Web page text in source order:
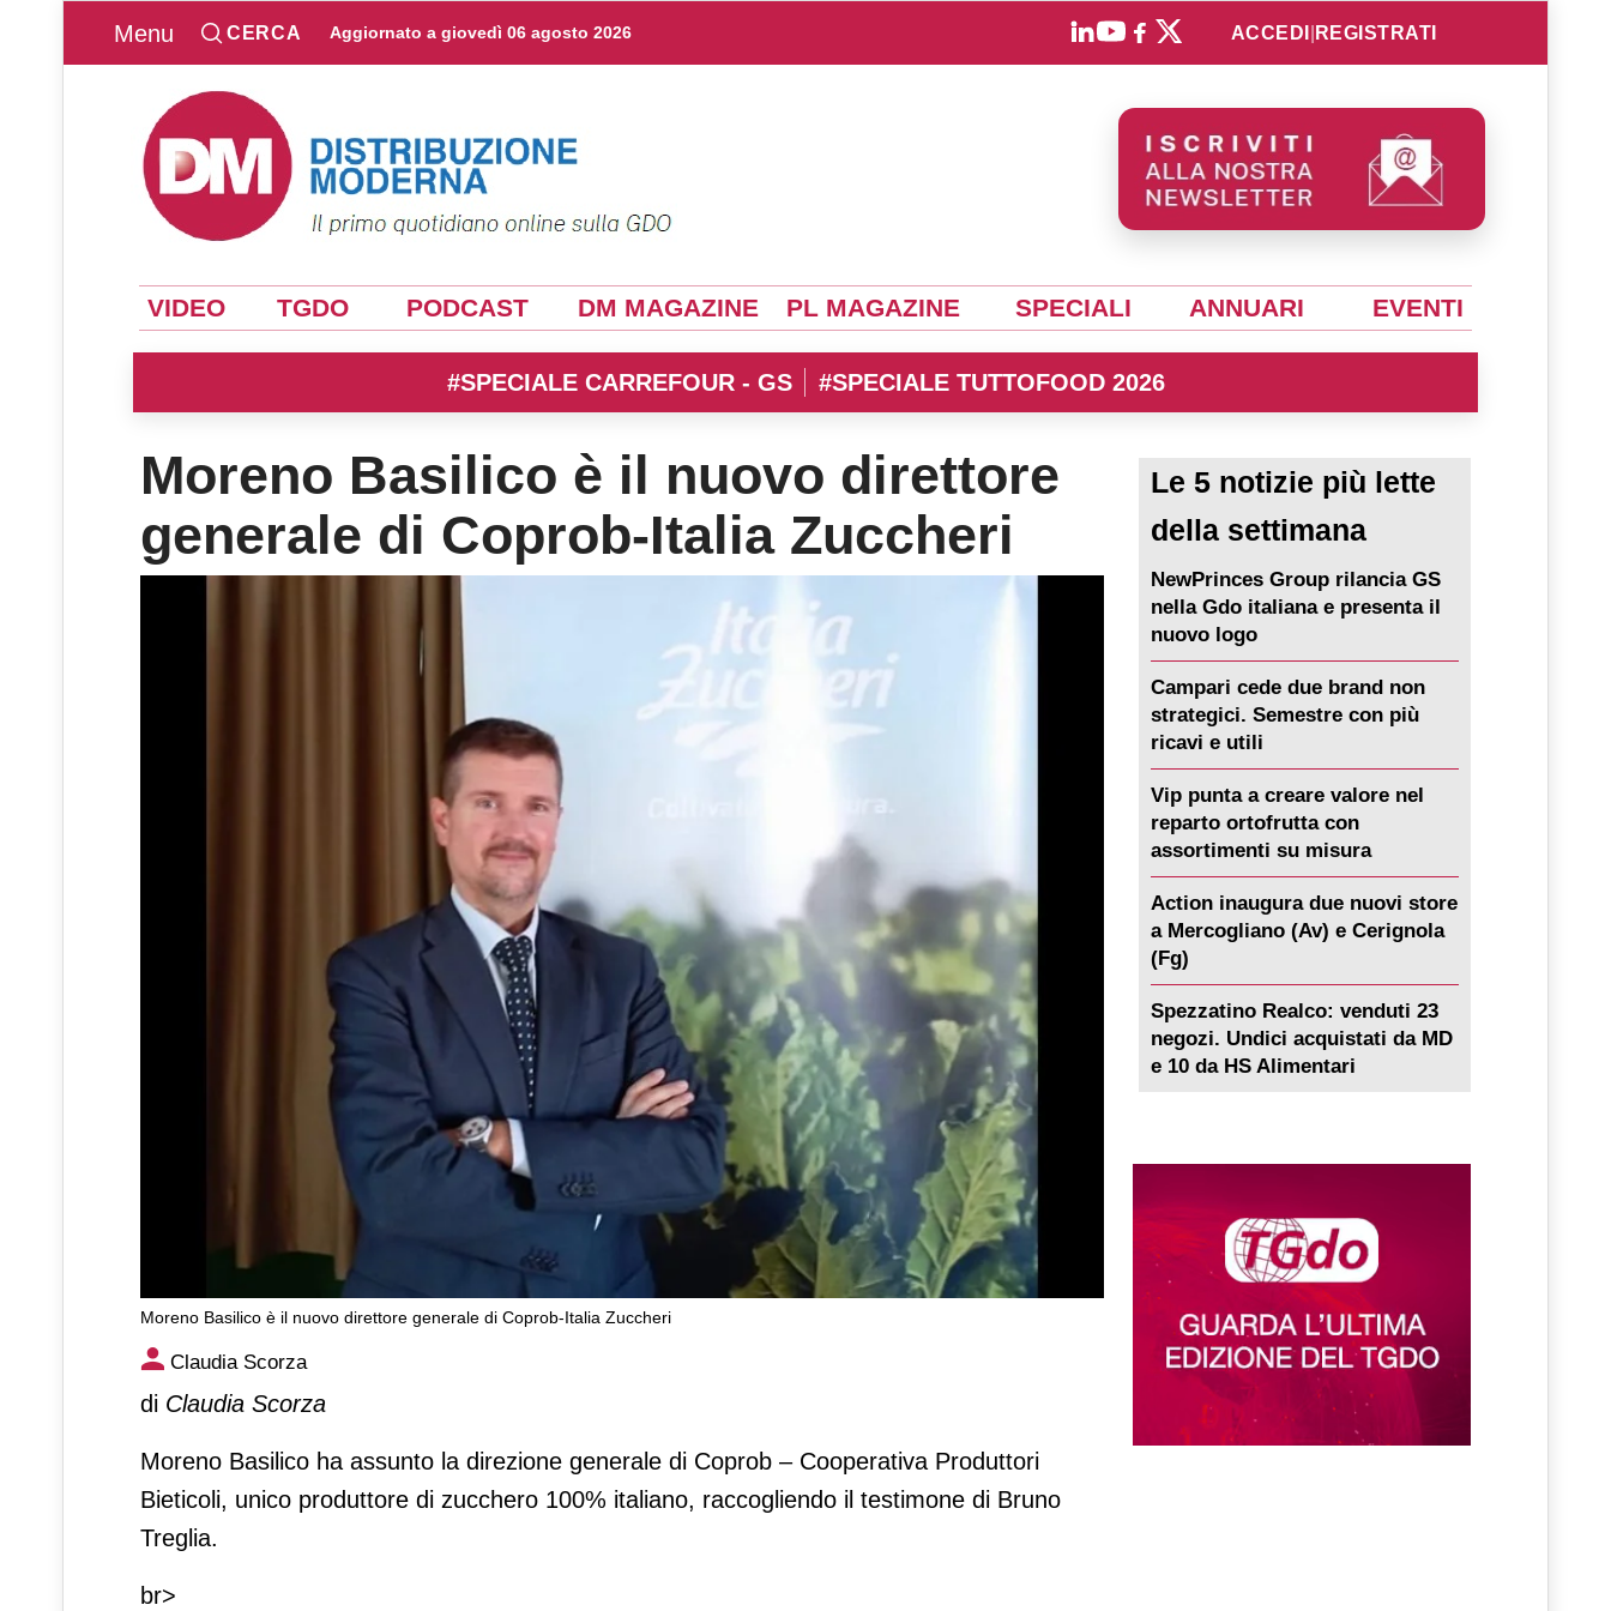
Menu CERCA Aggiornato a giovedì 06 agosto 2026 ACCEDI REGISTRATI
VIDEO TGDO PODCAST DM MAGAZINE PL MAGAZINE SPECIALI ANNUARI EVENTI
#SPECIALE CARREFOUR - GS #SPECIALE TUTTOFOOD 2026
Moreno Basilico è il nuovo direttore
generale di Coprob-Italia Zuccheri
Moreno Basilico è il nuovo direttore generale di Coprob-Italia Zuccheri
Moreno Basilico è il nuovo direttore generale di Coprob-Italia
Zuccheri
Claudia Scorza
di Claudia Scorza
Moreno Basilico ha assunto la direzione generale di Coprob – Cooperativa Produttori
Bieticoli, unico produttore di zucchero 100% italiano, raccogliendo il testimone di Bruno
Treglia.
br>
Le 5 notizie più lette
della settimana
NewPrinces Group rilancia GS
nella Gdo italiana e presenta il
nuovo logo
Campari cede due brand non
strategici. Semestre con più
ricavi e utili
Vip punta a creare valore nel
reparto ortofrutta con
assortimenti su misura
Action inaugura due nuovi store
a Mercogliano (Av) e Cerignola
(Fg)
Spezzatino Realco: venduti 23
negozi. Undici acquistati da MD
e 10 da HS Alimentari